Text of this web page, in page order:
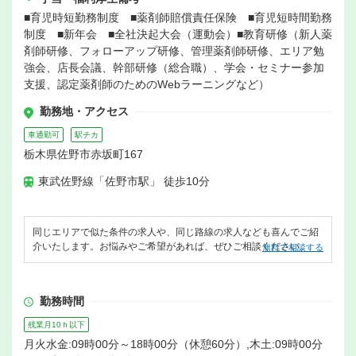
■育児時短勤務制度 ■薬剤師賠償責任保険 ■育児短時間勤務
制度 ■新年会 ■全社決起大会（運動会）■教育研修（新人薬
剤師研修、フォローアップ研修、管理薬剤師研修、エリア勉
強会、店長会議、幹部研修（総合職）、学会・セミナー参加
支援、認定薬剤師のためのWebラーニングなど）
勤務地・アクセス
車通勤可 駅チカ
栃木県佐野市赤坂町167
東武佐野線「佐野市駅」 徒歩10分
同じエリアで似た条件の求人や、同じ路線の求人なども喜んでご紹
介いたします。お悩みやご希望があれば、ぜひご相談ください。
無料で相談する
勤務時間
残業月10ｈ以下
月火水金:09時00分～18時00分（休憩60分）,木土:09時00分